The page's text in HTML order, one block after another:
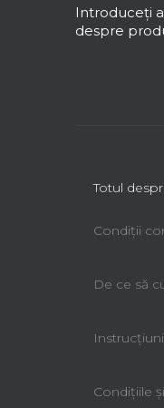
Introduceţi
despre
Totul
Condiții
De ce să
Condiţiile